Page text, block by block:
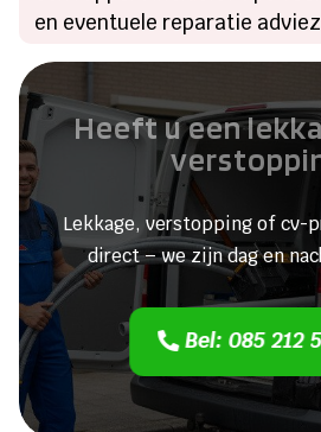
en eventuele reparatie
Heeft u een
Lekkage, verstopping of cv-
direct – we zijn dag en
Bel: 085 212